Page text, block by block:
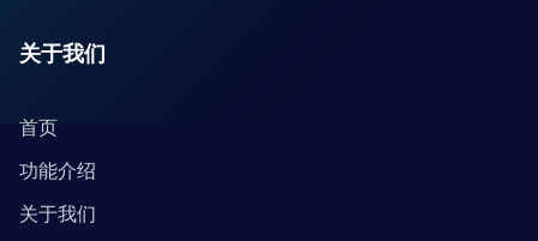
关于我们
首页
功能介绍
关于我们